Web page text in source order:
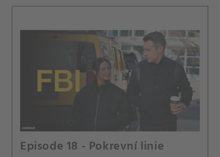
Episode 18 - Pokrevní linie